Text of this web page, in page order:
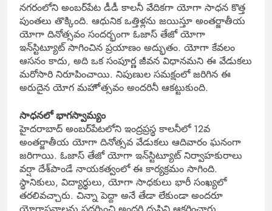
నగరంలోని అంబర్‌పేట డీడీ కాలనీ వేదికగా యోగా సాధన కొత్త
పుంతలు తొక్కింది. ఆధునిక ఒత్తిళ్లను జయిస్తూ అంతర్జాతీయ
యోగా దినోత్సవం సందర్భంగా ఓజాస్ తేజో యోగా
ఇన్‌స్టిట్యూట్ సాగించిన ప్రయాణం అద్భుతం. యోగా కేవలం
ఆసనం కాదు, అది ఒక సంపూర్ణ జీవన విధానమని ఈ వేడుకలు
మరోసారి నిరూపించాయి. నిపుణుల సమక్షంలో జరిగిన ఈ
అరుదైన యోగ మహాోత్సవం అందరినీ ఆకట్టుకుంది.
సాధనలో భాగస్వామ్యం
హైదరాబాద్ అంబర్‌పేటలోని ఇంద్రప్రస్థ కాలనీలో 12వ
అంతర్జాతీయ యోగా దినోత్సవ వేడుకలు ఆదివారం ఘనంగా
జరిగాయి. ఓజాస్ తేజో యోగా ఇన్‌స్టిట్యూట్ నిర్వాహకురాలు
వర్షా దేశ్‌పాండే నాయకత్వంలో ఈ కార్యక్రమం సాగింది.
స్థానికులు, విద్యార్థులు, యోగా సాధకులు భారీ సంఖ్యలో
తరలివచ్చారు. చిన్నా పెద్దా అనే తేడా లేకుండా అందరూ